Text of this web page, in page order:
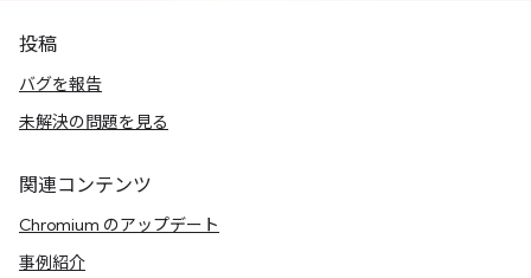
投稿
バグを報告
未解決の問題を見る
関連コンテンツ
Chromium のアップデート
事例紹介